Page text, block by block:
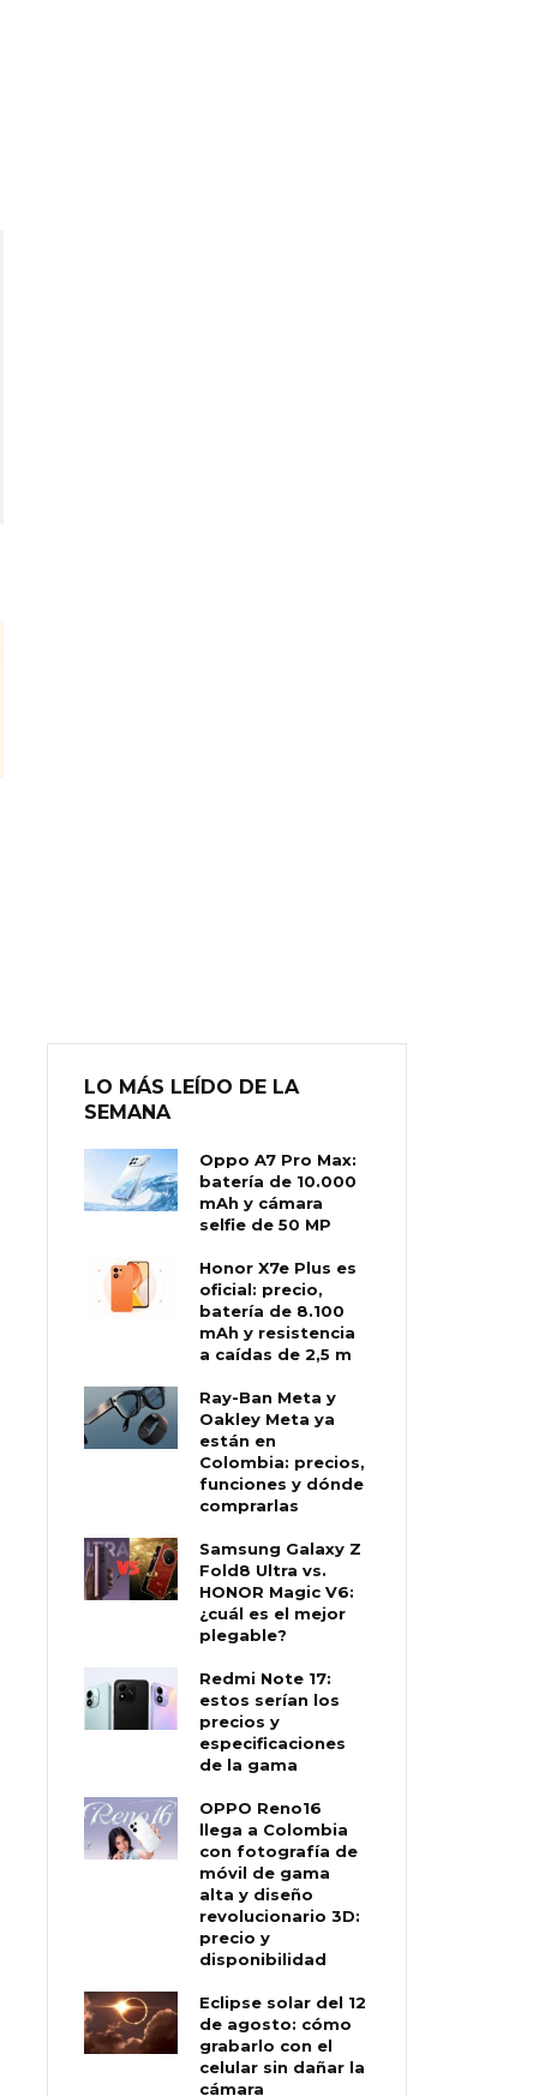
LO MÁS LEÍDO DE LA
SEMANA
Oppo A7 Pro Max:
batería de 10.000
mAh y cámara
selfie de 50 MP
Honor X7e Plus es
oficial: precio,
batería de 8.100
mAh y resistencia
a caídas de 2,5 m
Ray-Ban Meta y
Oakley Meta ya
están en
Colombia: precios,
funciones y dónde
comprarlas
Samsung Galaxy Z
Fold8 Ultra vs.
HONOR Magic V6:
¿cuál es el mejor
plegable?
Redmi Note 17:
estos serían los
precios y
especificaciones
de la gama
OPPO Reno16
llega a Colombia
con fotografía de
móvil de gama
alta y diseño
revolucionario 3D:
precio y
disponibilidad
Eclipse solar del 12
de agosto: cómo
grabarlo con el
celular sin dañar la
cámara